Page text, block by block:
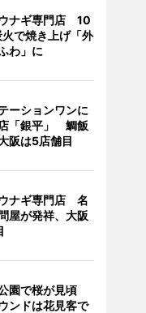
ナギ専門店 10
で焼き上げ「外
わ」に
ーションワンに
「銀平」 鯛飯
阪は5店舗目
ナギ専門店 名
屋が発祥、大阪
園で桜が見頃
ンドは花見客で